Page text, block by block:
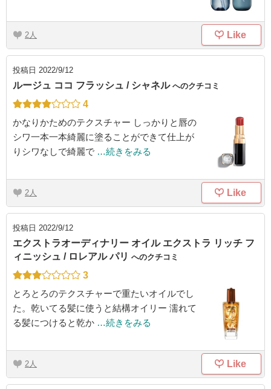
2 Like
投稿日 2022/9/12
ルージュ ココ フラッシュ / シャネル へのクチコミ
4
かなりかためのテクスチャー しっかりと唇の
シワ一本一本綺麗に塗ることができて仕上が
りシワなしで綺麗で …続きをみる
2 Like
投稿日 2022/9/12
エクストラオーディナリー オイル エクストラ リッチ フ
ィニッシュ / ロレアル パリ へのクチコミ
3
とろとろのテクスチャーで重たいオイルでし
た。乾いてる髪に使うと結構オイリー 濡れて
る髪につけると乾か …続きをみる
2 Like